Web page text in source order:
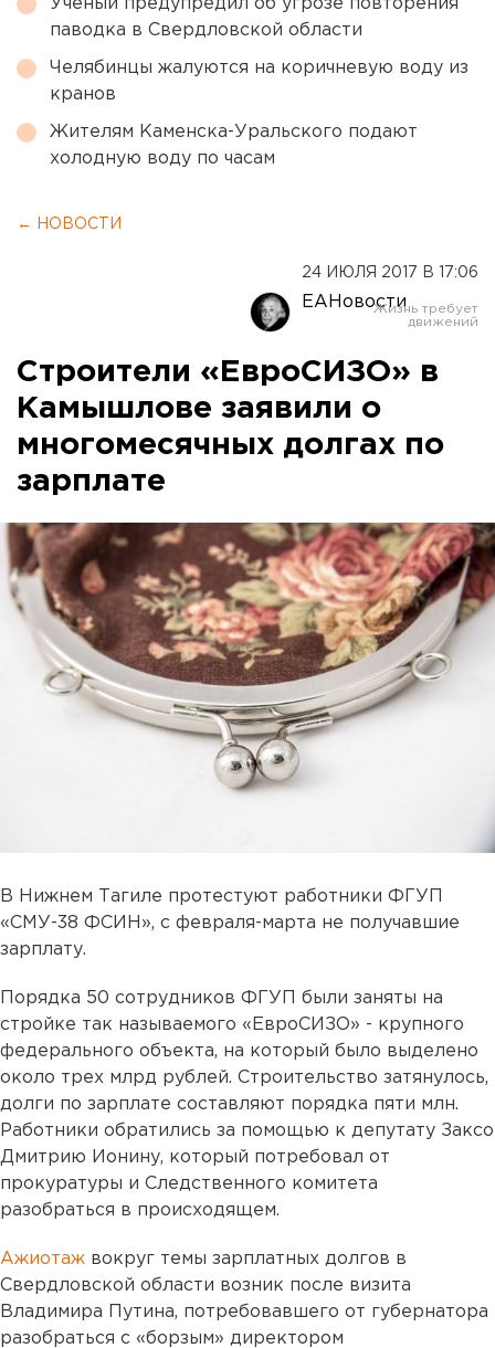
Ученый предупредил об угрозе повторения
паводка в Свердловской области
Челябинцы жалуются на коричневую воду из
кранов
Жителям Каменска-Уральского подают
холодную воду по часам
← НОВОСТИ
24 ИЮЛЯ 2017 В 17:06
ЕАНовости
Строители «ЕвроСИЗО» в
Камышлове заявили о
многомесячных долгах по
зарплате
В Нижнем Тагиле протестуют работники ФГУП
«СМУ-38 ФСИН», с февраля-марта не получавшие
зарплату.
Порядка 50 сотрудников ФГУП были заняты на
стройке так называемого «ЕвроСИЗО» - крупного
федерального объекта, на который было выделено
около трех млрд рублей. Строительство затянулось,
долги по зарплате составляют порядка пяти млн.
Работники обратились за помощью к депутату Заксо
Дмитрию Ионину, который потребовал от
прокуратуры и Следственного комитета
разобраться в происходящем.
Ажиотаж вокруг темы зарплатных долгов в
Свердловской области возник после визита
Владимира Путина, потребовавшего от губернатора
разобраться с «борзым» директором